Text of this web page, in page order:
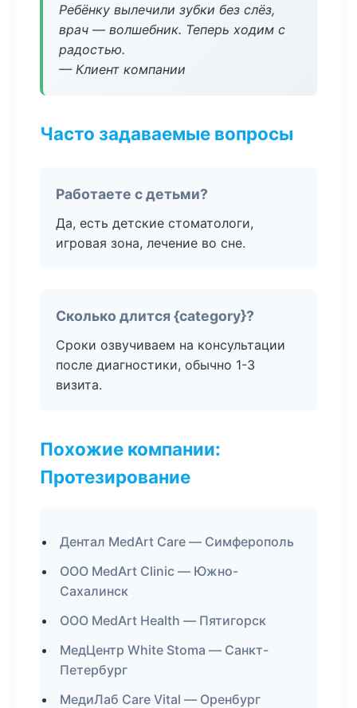
Ребёнку вылечили зубки без слёз,
врач — волшебник. Теперь ходим с
радостью.
— Клиент компании
Часто задаваемые вопросы
Работаете с детьми?
Да, есть детские стоматологи,
игровая зона, лечение во сне.
Сколько длится {category}?
Сроки озвучиваем на консультации
после диагностики, обычно 1-3
визита.
Похожие компании:
Протезирование
Дентал MedArt Care — Симферополь
ООО MedArt Clinic — Южно-
Сахалинск
ООО MedArt Health — Пятигорск
МедЦентр White Stoma — Санкт-
Петербург
МедиЛаб Care Vital — Оренбург